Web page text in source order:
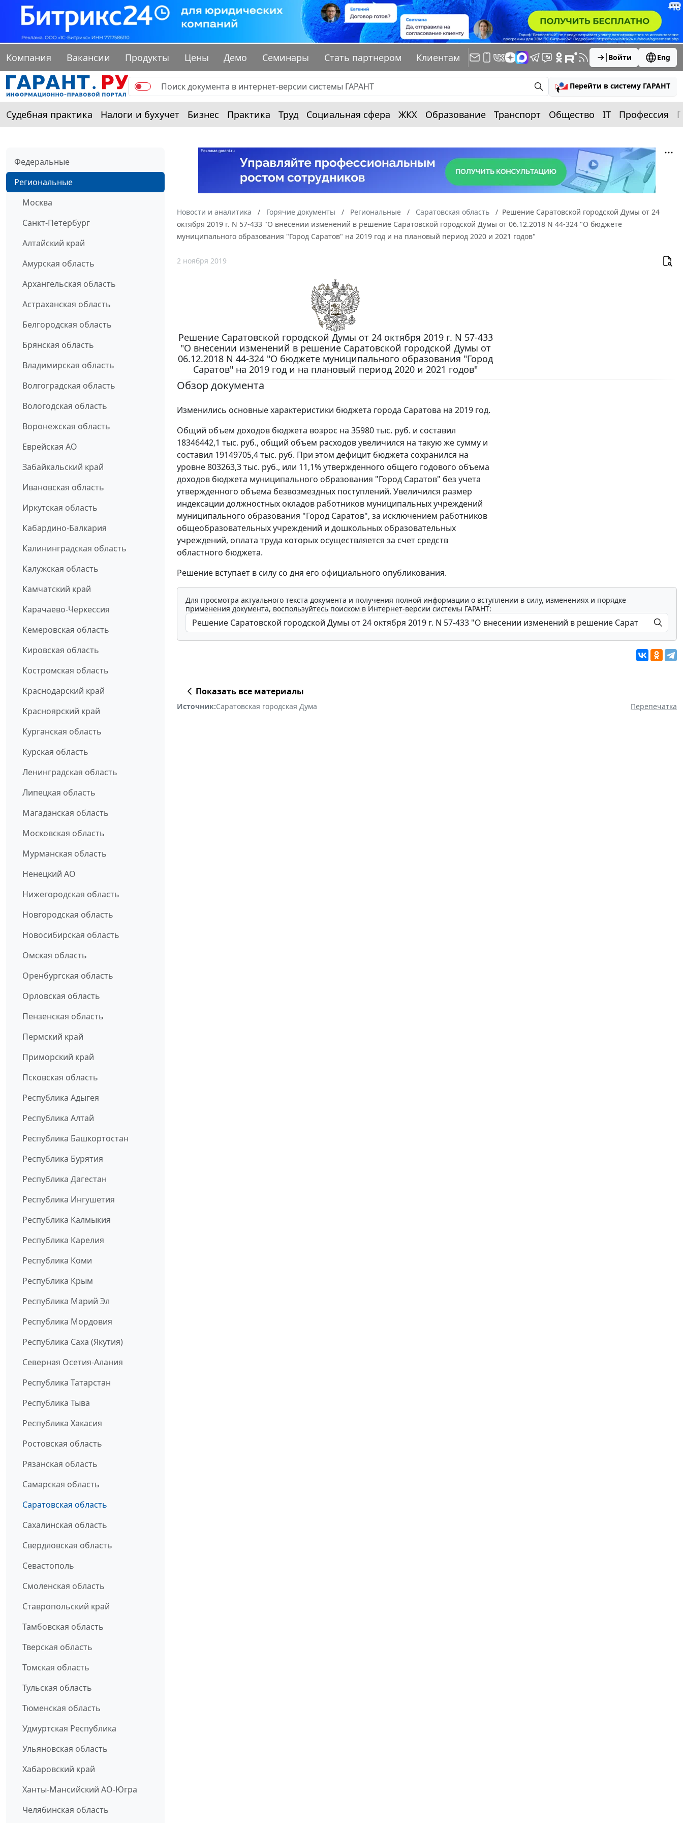
Компания Вакансии Продукты Цены Демо Семинары Стать партнером Клиентам Войти Eng
Перейти в систему ГАРАНТ
Судебная практика Налоги и бухучет Бизнес Практика Труд Социальная сфера ЖКХ Образование Транспорт Общество IT Профессия
Федеральные
Региональные
Москва
Санкт-Петербург
Алтайский край
Амурская область
Архангельская область
Астраханская область
Белгородская область
Брянская область
Владимирская область
Волгоградская область
Вологодская область
Воронежская область
Еврейская АО
Забайкальский край
Ивановская область
Иркутская область
Кабардино-Балкария
Калининградская область
Калужская область
Камчатский край
Карачаево-Черкессия
Кемеровская область
Кировская область
Костромская область
Краснодарский край
Красноярский край
Курганская область
Курская область
Ленинградская область
Липецкая область
Магаданская область
Московская область
Мурманская область
Ненецкий АО
Нижегородская область
Новгородская область
Новосибирская область
Омская область
Оренбургская область
Орловская область
Пензенская область
Пермский край
Приморский край
Псковская область
Республика Адыгея
Республика Алтай
Республика Башкортостан
Республика Бурятия
Республика Дагестан
Республика Ингушетия
Республика Калмыкия
Республика Карелия
Республика Коми
Республика Крым
Республика Марий Эл
Республика Мордовия
Республика Саха (Якутия)
Северная Осетия-Алания
Республика Татарстан
Республика Тыва
Республика Хакасия
Ростовская область
Рязанская область
Самарская область
Саратовская область
Сахалинская область
Свердловская область
Севастополь
Смоленская область
Ставропольский край
Тамбовская область
Тверская область
Томская область
Тульская область
Тюменская область
Удмуртская Республика
Ульяновская область
Хабаровский край
Ханты-Мансийский АО-Югра
Челябинская область
Новости и аналитика Горячие документы Региональные Саратовская область
Решение Саратовской городской Думы от 24
октября 2019 г. N 57-433 "О внесении изменений в решение Саратовской городской Думы от 06.12.2018 N 44-324 "О бюджете
муниципального образования "Город Саратов" на 2019 год и на плановый период 2020 и 2021 годов"
2 ноября 2019
Решение Саратовской городской Думы от 24 октября 2019 г. N 57-433
"О внесении изменений в решение Саратовской городской Думы от
06.12.2018 N 44-324 "О бюджете муниципального образования "Город
Саратов" на 2019 год и на плановый период 2020 и 2021 годов"
Обзор документа
Изменились основные характеристики бюджета города Саратова на 2019 год.
Общий объем доходов бюджета возрос на 35980 тыс. руб. и составил
18346442,1 тыс. руб., общий объем расходов увеличился на такую же сумму и
составил 19149705,4 тыс. руб. При этом дефицит бюджета сохранился на
уровне 803263,3 тыс. руб., или 11,1% утвержденного общего годового объема
доходов бюджета муниципального образования "Город Саратов" без учета
утвержденного объема безвозмездных поступлений. Увеличился размер
индексации должностных окладов работников муниципальных учреждений
муниципального образования "Город Саратов", за исключением работников
общеобразовательных учреждений и дошкольных образовательных
учреждений, оплата труда которых осуществляется за счет средств
областного бюджета.
Решение вступает в силу со дня его официального опубликования.
Для просмотра актуального текста документа и получения полной информации о вступлении в силу, изменениях и порядке
применения документа, воспользуйтесь поиском в Интернет-версии системы ГАРАНТ:
Показать все материалы
Источник:Саратовская городская Дума Перепечатка